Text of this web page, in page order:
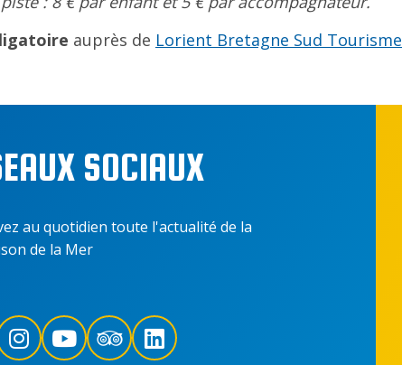
auprès de Lorient Bretagne Sud Tourisme
SOCIAUX
au quotidien toute l'actualité de la
de la Mer